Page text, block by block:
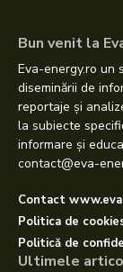
Bun venit la
Eva-energy.ro un
diseminării de
reportaje și
la subiecte
informare și
contact@eva-
Contact
Politica de
Politică de
Ultimele